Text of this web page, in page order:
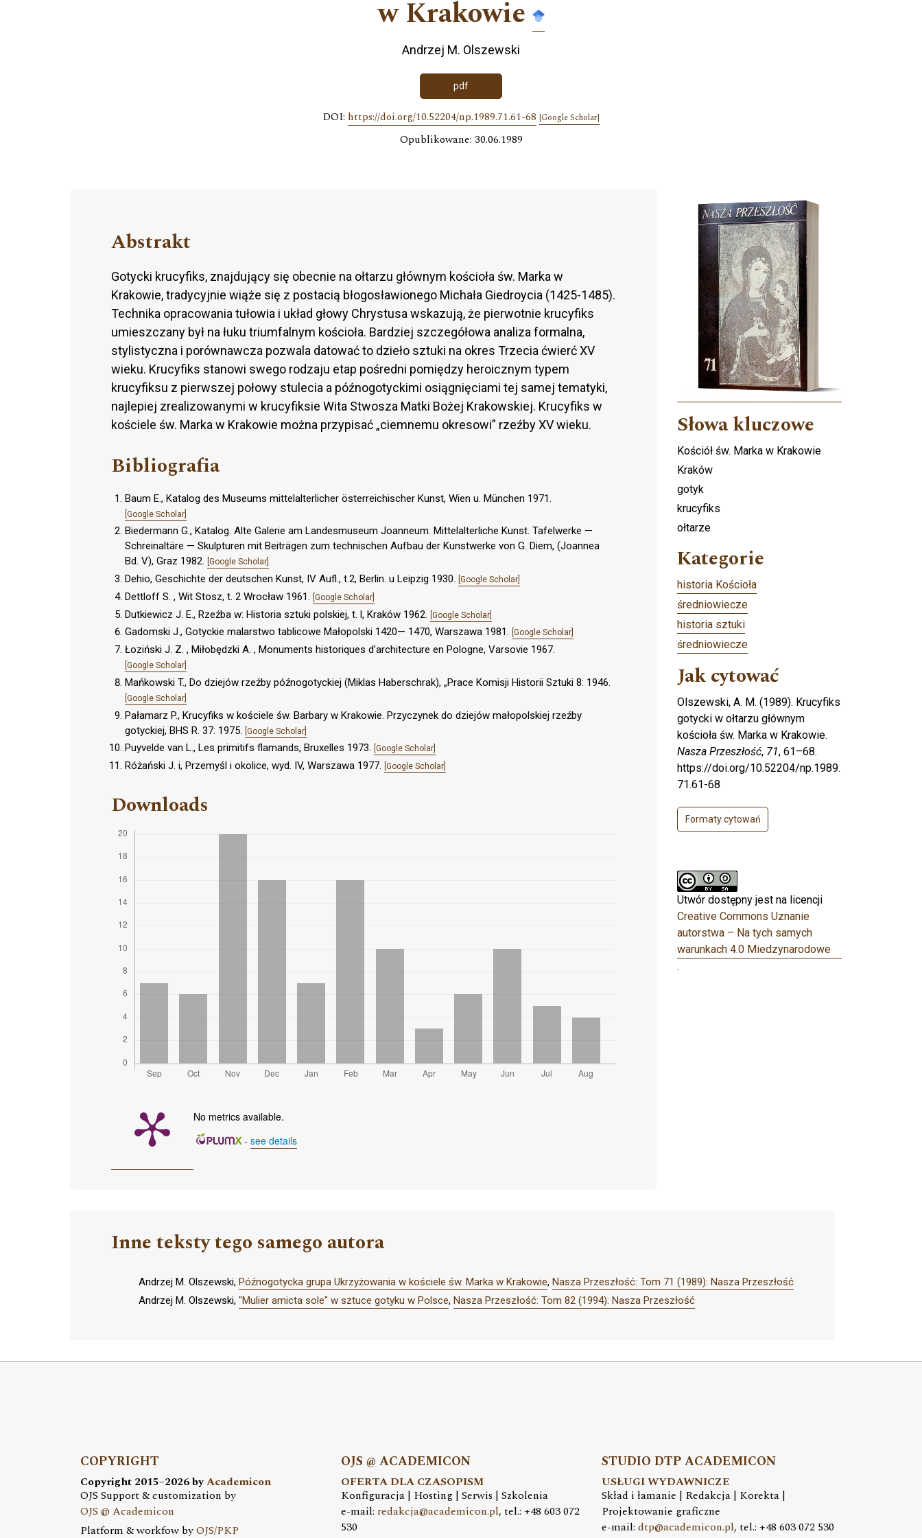
w Krakowie
Andrzej M. Olszewski
pdf
DOI: https://doi.org/10.52204/np.1989.71.61-68 [Google Scholar]
Opublikowane: 30.06.1989
Abstrakt
Gotycki krucyfiks, znajdujący się obecnie na ołtarzu głównym kościoła św. Marka w
Krakowie, tradycyjnie wiąże się z postacią błogosławionego Michała Giedroycia (1425-1485).
Technika opracowania tułowia i układ głowy Chrystusa wskazują, że pierwotnie krucyfiks
umieszczany był na łuku triumfalnym kościoła. Bardziej szczegółowa analiza formalna,
stylistyczna i porównawcza pozwala datować to dzieło sztuki na okres Trzecia ćwierć XV
wieku. Krucyfiks stanowi swego rodzaju etap pośredni pomiędzy heroicznym typem
krucyfiksu z pierwszej połowy stulecia a późnogotyckimi osiągnięciami tej samej tematyki,
najlepiej zrealizowanymi w krucyfiksie Wita Stwosza Matki Bożej Krakowskiej. Krucyfiks w
kościele św. Marka w Krakowie można przypisać „ciemnemu okresowi” rzeźby XV wieku.
Bibliografia
Baum E., Katalog des Museums mittelalterlicher österreichischer Kunst, Wien u. München 1971.
[Google Scholar]
Biedermann G., Katalog. Alte Galerie am Landesmuseum Joanneum. Mittelalterliche Kunst. Tafelwerke —
Schreinaltäre — Skulpturen mit Beiträgen zum technischen Aufbau der Kunstwerke von G. Diem, (Joannea
Bd. V), Graz 1982. [Google Scholar]
Dehio, Geschichte der deutschen Kunst, IV Aufl., t.2, Berlin. u Leipzig 1930. [Google Scholar]
Dettloff S. , Wit Stosz, t. 2 Wrocław 1961. [Google Scholar]
Dutkiewicz J. E., Rzeźba w: Historia sztuki polskiej, t. l, Kraków 1962. [Google Scholar]
Gadomski J., Gotyckie malarstwo tablicowe Małopolski 1420— 1470, Warszawa 1981. [Google Scholar]
Łoziński J. Z. , Miłobędzki A. , Monuments historiques d’architecture en Pologne, Varsovie 1967.
[Google Scholar]
Mańkowski T., Do dziejów rzeźby późnogotyckiej (Miklas Haberschrak), „Prace Komisji Historii Sztuki 8: 1946.
[Google Scholar]
Pałamarz P., Krucyfiks w kościele św. Barbary w Krakowie. Przyczynek do dziejów małopolskiej rzeźby
gotyckiej, BHS R. 37: 1975. [Google Scholar]
Puyvelde van L., Les primitifs flamands, Bruxelles 1973. [Google Scholar]
Różański J. i, Przemyśl i okolice, wyd. IV, Warszawa 1977. [Google Scholar]
Downloads
No metrics available.
- see details
Cover image
Słowa kluczowe
Kościół św. Marka w Krakowie
Kraków
gotyk
krucyfiks
ołtarze
Kategorie
historia Kościoła
średniowiecze
historia sztuki
średniowiecze
Jak cytować
Olszewski, A. M. (1989). Krucyfiks
gotycki w ołtarzu głównym
kościoła św. Marka w Krakowie.
Nasza Przeszłość, 71, 61–68.
https://doi.org/10.52204/np.1989.
71.61-68
Formaty cytowań
Utwór dostępny jest na licencji
Creative Commons Uznanie
autorstwa – Na tych samych
warunkach 4.0 Miedzynarodowe
.
Inne teksty tego samego autora
Andrzej M. Olszewski, Późnogotycka grupa Ukrzyżowania w kościele św. Marka w Krakowie, Nasza Przeszłość: Tom 71 (1989): Nasza Przeszłość
Andrzej M. Olszewski, "Mulier amicta sole" w sztuce gotyku w Polsce, Nasza Przeszłość: Tom 82 (1994): Nasza Przeszłość
COPYRIGHT
Copyright 2015–2026 byAcademicon
OJS Support & customization by
OJS @ Academicon
Platform & workfow byOJS/PKP
OJS @ ACADEMICON
OFERTA DLA CZASOPISM
Konfiguracja | Hosting | Serwis | Szkolenia
e-mail: redakcja@academicon.pl, tel.: +48 603 072
530
STUDIO DTP ACADEMICON
USŁUGI WYDAWNICZE
Skład i łamanie | Redakcja | Korekta |
Projektowanie graficzne
e-mail: dtp@academicon.pl, tel.: +48 603 072 530